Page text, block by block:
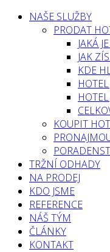
NAŠE SLUŽBY
PRODAT
JAKÁ
JAK
KDE
KOUPIT
TRŽNÍ ODHADY
NA PRODEJ
KDO JSME
REFERENCE
NÁŠ TÝM
ČLÁNKY
KONTAKT